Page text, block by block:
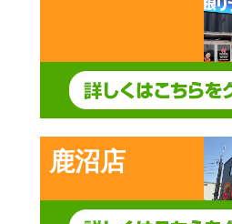
鹿沼店